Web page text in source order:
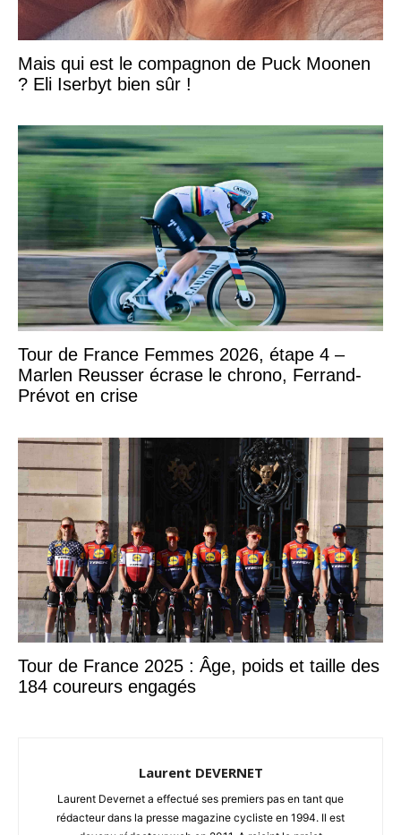
Mais qui est le compagnon de Puck Moonen
? Eli Iserbyt bien sûr !
Tour de France Femmes 2026, étape 4 –
Marlen Reusser écrase le chrono, Ferrand-
Prévot en crise
Tour de France 2025 : Âge, poids et taille des
184 coureurs engagés
Laurent DEVERNET
Laurent Devernet a effectué ses premiers pas en tant que
rédacteur dans la presse magazine cycliste en 1994. Il est